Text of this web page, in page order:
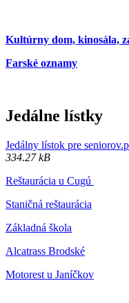
Kultúrny dom, kinosála,
Farské oznamy
Jedálne lístky
Jedálny lístok pre
334.27 kB
Reštaurácia u Cugú
Staničná reštaurácia
Základná škola
Alcatrass Brodské
Motorest u Janíčkov